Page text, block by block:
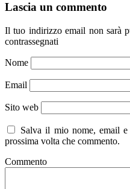
Lascia un commento
Il tuo indirizzo email non sarà
contrassegnati
Nome
Email
Sito web
Salva il mio nome, email
prossima volta che commento.